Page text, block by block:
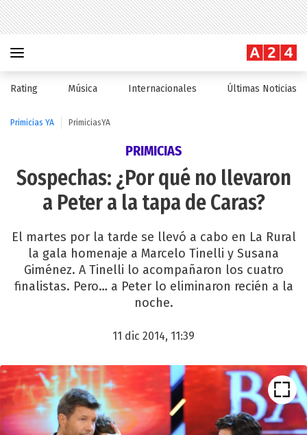
Rating Música Internacionales Últimas Noticias
Primicias YA PrimiciasYA
PRIMICIAS
Sospechas: ¿Por qué no llevaron
a Peter a la tapa de Caras?
El martes por la tarde se llevó a cabo en La Rural
la gala homenaje a Marcelo Tinelli y Susana
Giménez. A Tinelli lo acompañaron los cuatro
finalistas. Pero… a Peter lo eliminaron recién a la
noche.
11 dic 2014, 11:39